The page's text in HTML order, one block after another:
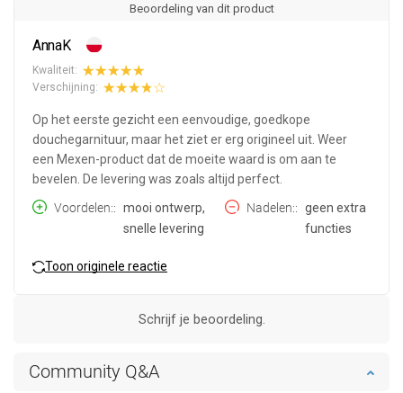
Beoordeling van dit product
AnnaK
Kwaliteit:
Verschijning:
Op het eerste gezicht een eenvoudige, goedkope
douchegarnituur, maar het ziet er erg origineel uit. Weer
een Mexen-product dat de moeite waard is om aan te
bevelen. De levering was zoals altijd perfect.
Voordelen:
mooi ontwerp,
snelle levering
Nadelen:
geen extra
functies
Toon originele reactie
Schrijf je beoordeling.
Community Q&A